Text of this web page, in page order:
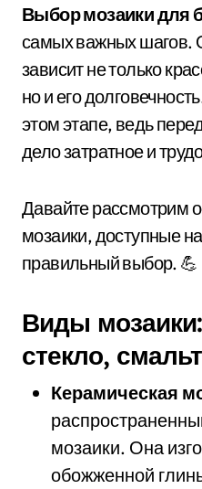
Выбор мозаики для
самых важных шагов.
зависит не только
но и его
этом этапе, ведь
дело затратное и
Давайте рассмотрим
мозаики, доступные
правильный выбор. 💪
Виды
стекло,
Керамическая
мозаики. Она
обожженной